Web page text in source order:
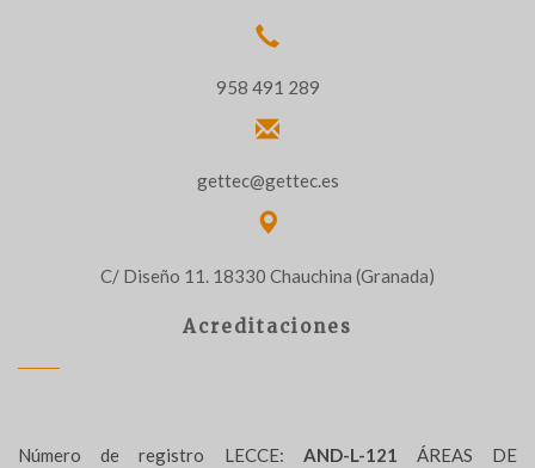
958 491 289
gettec@gettec.es
C/ Diseño 11. 18330 Chauchina (Granada)
Acreditaciones
Número de registro LECCE: AND-L-121 ÁREAS DE